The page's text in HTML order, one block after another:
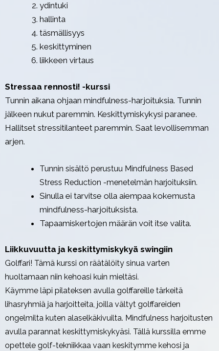
ydintuki
hallinta
täsmällisyys
keskittyminen
liikkeen virtaus
Stressaa rennosti! -kurssi
Tunnin aikana ohjaan mindfulness-harjoituksia. Tunnin
jälkeen nukut paremmin. Keskittymiskykysi paranee.
Hallitset stressitilanteet paremmin. Saat levollisemman
arjen.
Tunnin sisältö perustuu Mindfulness Based
Stress Reduction -menetelmän harjoituksiin.
Sinulla ei tarvitse olla aiempaa kokemusta
mindfulness-harjoituksista.
Tapaamiskertojen määrän voit itse valita.
Liikkuvuutta ja keskittymiskykyä swingiin
Golffari! Tämä kurssi on räätälöity sinua varten
huoltamaan niin kehoasi kuin mieltäsi.
Käymme läpi pilateksen avulla golffareille tärkeitä
lihasryhmiä ja harjoitteita, joilla vältyt golffareiden
ongelmilta kuten alaselkäkivuilta. Mindfulness harjoitusten
avulla parannat keskittymiskykyäsi. Tällä kurssilla emme
opettele golf-tekniikkaa vaan keskitymme kehosi ja